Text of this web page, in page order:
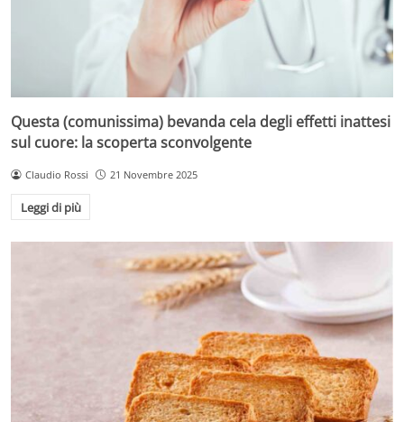
Questa (comunissima) bevanda cela degli effetti inattesi
sul cuore: la scoperta sconvolgente
Claudio Rossi 21 Novembre 2025
Leggi di più